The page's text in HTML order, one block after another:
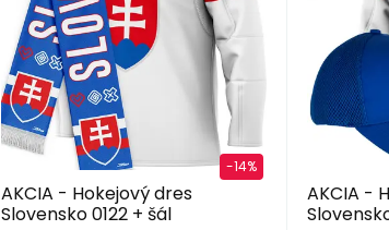
-14%
AKCIA - Hokejový dres
Slovensko 0122 + šál
AKCIA -